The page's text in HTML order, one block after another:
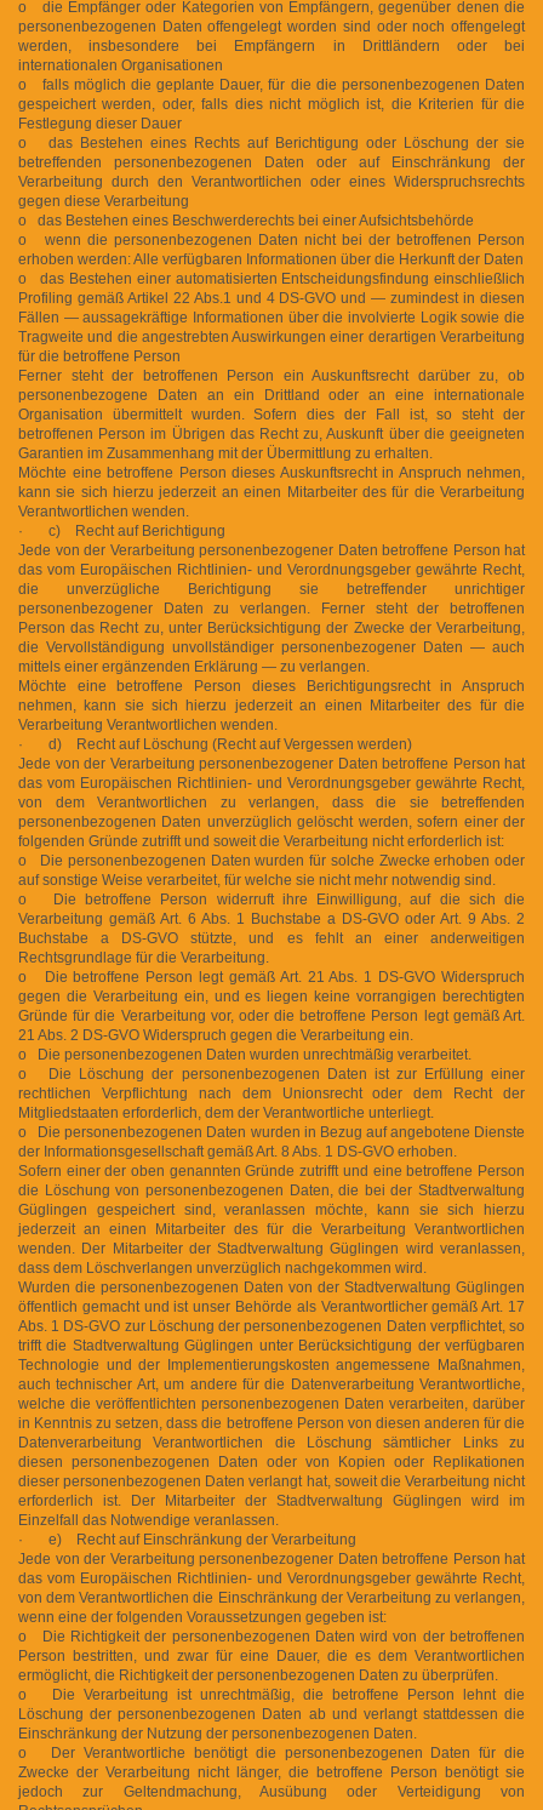
o die Empfänger oder Kategorien von Empfängern, gegenüber denen die
personenbezogenen Daten offengelegt worden sind oder noch offengelegt
werden, insbesondere bei Empfängern in Drittländern oder bei
internationalen Organisationen
o falls möglich die geplante Dauer, für die die personenbezogenen Daten
gespeichert werden, oder, falls dies nicht möglich ist, die Kriterien für die
Festlegung dieser Dauer
o das Bestehen eines Rechts auf Berichtigung oder Löschung der sie
betreffenden personenbezogenen Daten oder auf Einschränkung der
Verarbeitung durch den Verantwortlichen oder eines Widerspruchsrechts
gegen diese Verarbeitung
o das Bestehen eines Beschwerderechts bei einer Aufsichtsbehörde
o wenn die personenbezogenen Daten nicht bei der betroffenen Person
erhoben werden: Alle verfügbaren Informationen über die Herkunft der Daten
o das Bestehen einer automatisierten Entscheidungsfindung einschließlich
Profiling gemäß Artikel 22 Abs.1 und 4 DS-GVO und — zumindest in diesen
Fällen — aussagekräftige Informationen über die involvierte Logik sowie die
Tragweite und die angestrebten Auswirkungen einer derartigen Verarbeitung
für die betroffene Person
Ferner steht der betroffenen Person ein Auskunftsrecht darüber zu, ob
personenbezogene Daten an ein Drittland oder an eine internationale
Organisation übermittelt wurden. Sofern dies der Fall ist, so steht der
betroffenen Person im Übrigen das Recht zu, Auskunft über die geeigneten
Garantien im Zusammenhang mit der Übermittlung zu erhalten.
Möchte eine betroffene Person dieses Auskunftsrecht in Anspruch nehmen,
kann sie sich hierzu jederzeit an einen Mitarbeiter des für die Verarbeitung
Verantwortlichen wenden.
· c) Recht auf Berichtigung
Jede von der Verarbeitung personenbezogener Daten betroffene Person hat
das vom Europäischen Richtlinien- und Verordnungsgeber gewährte Recht,
die unverzügliche Berichtigung sie betreffender unrichtiger
personenbezogener Daten zu verlangen. Ferner steht der betroffenen
Person das Recht zu, unter Berücksichtigung der Zwecke der Verarbeitung,
die Vervollständigung unvollständiger personenbezogener Daten — auch
mittels einer ergänzenden Erklärung — zu verlangen.
Möchte eine betroffene Person dieses Berichtigungsrecht in Anspruch
nehmen, kann sie sich hierzu jederzeit an einen Mitarbeiter des für die
Verarbeitung Verantwortlichen wenden.
· d) Recht auf Löschung (Recht auf Vergessen werden)
Jede von der Verarbeitung personenbezogener Daten betroffene Person hat
das vom Europäischen Richtlinien- und Verordnungsgeber gewährte Recht,
von dem Verantwortlichen zu verlangen, dass die sie betreffenden
personenbezogenen Daten unverzüglich gelöscht werden, sofern einer der
folgenden Gründe zutrifft und soweit die Verarbeitung nicht erforderlich ist:
o Die personenbezogenen Daten wurden für solche Zwecke erhoben oder
auf sonstige Weise verarbeitet, für welche sie nicht mehr notwendig sind.
o Die betroffene Person widerruft ihre Einwilligung, auf die sich die
Verarbeitung gemäß Art. 6 Abs. 1 Buchstabe a DS-GVO oder Art. 9 Abs. 2
Buchstabe a DS-GVO stützte, und es fehlt an einer anderweitigen
Rechtsgrundlage für die Verarbeitung.
o Die betroffene Person legt gemäß Art. 21 Abs. 1 DS-GVO Widerspruch
gegen die Verarbeitung ein, und es liegen keine vorrangigen berechtigten
Gründe für die Verarbeitung vor, oder die betroffene Person legt gemäß Art.
21 Abs. 2 DS-GVO Widerspruch gegen die Verarbeitung ein.
o Die personenbezogenen Daten wurden unrechtmäßig verarbeitet.
o Die Löschung der personenbezogenen Daten ist zur Erfüllung einer
rechtlichen Verpflichtung nach dem Unionsrecht oder dem Recht der
Mitgliedstaaten erforderlich, dem der Verantwortliche unterliegt.
o Die personenbezogenen Daten wurden in Bezug auf angebotene Dienste
der Informationsgesellschaft gemäß Art. 8 Abs. 1 DS-GVO erhoben.
Sofern einer der oben genannten Gründe zutrifft und eine betroffene Person
die Löschung von personenbezogenen Daten, die bei der Stadtverwaltung
Güglingen gespeichert sind, veranlassen möchte, kann sie sich hierzu
jederzeit an einen Mitarbeiter des für die Verarbeitung Verantwortlichen
wenden. Der Mitarbeiter der Stadtverwaltung Güglingen wird veranlassen,
dass dem Löschverlangen unverzüglich nachgekommen wird.
Wurden die personenbezogenen Daten von der Stadtverwaltung Güglingen
öffentlich gemacht und ist unser Behörde als Verantwortlicher gemäß Art. 17
Abs. 1 DS-GVO zur Löschung der personenbezogenen Daten verpflichtet, so
trifft die Stadtverwaltung Güglingen unter Berücksichtigung der verfügbaren
Technologie und der Implementierungskosten angemessene Maßnahmen,
auch technischer Art, um andere für die Datenverarbeitung Verantwortliche,
welche die veröffentlichten personenbezogenen Daten verarbeiten, darüber
in Kenntnis zu setzen, dass die betroffene Person von diesen anderen für die
Datenverarbeitung Verantwortlichen die Löschung sämtlicher Links zu
diesen personenbezogenen Daten oder von Kopien oder Replikationen
dieser personenbezogenen Daten verlangt hat, soweit die Verarbeitung nicht
erforderlich ist. Der Mitarbeiter der Stadtverwaltung Güglingen wird im
Einzelfall das Notwendige veranlassen.
· e) Recht auf Einschränkung der Verarbeitung
Jede von der Verarbeitung personenbezogener Daten betroffene Person hat
das vom Europäischen Richtlinien- und Verordnungsgeber gewährte Recht,
von dem Verantwortlichen die Einschränkung der Verarbeitung zu verlangen,
wenn eine der folgenden Voraussetzungen gegeben ist:
o Die Richtigkeit der personenbezogenen Daten wird von der betroffenen
Person bestritten, und zwar für eine Dauer, die es dem Verantwortlichen
ermöglicht, die Richtigkeit der personenbezogenen Daten zu überprüfen.
o Die Verarbeitung ist unrechtmäßig, die betroffene Person lehnt die
Löschung der personenbezogenen Daten ab und verlangt stattdessen die
Einschränkung der Nutzung der personenbezogenen Daten.
o Der Verantwortliche benötigt die personenbezogenen Daten für die
Zwecke der Verarbeitung nicht länger, die betroffene Person benötigt sie
jedoch zur Geltendmachung, Ausübung oder Verteidigung von